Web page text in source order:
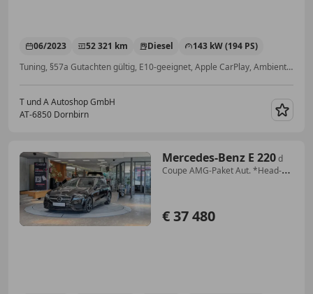
06/2023 52 321 km Diesel
143 kW (194 PS)
Tuning, §57a Gutachten gültig, E10-geeignet, Apple CarPlay, Ambientebeleuchtung, Sportpaket, 360° Kamera, Sportsitze
T und A Autoshop GmbH
AT-6850 Dornbirn
Mercedes-Benz E 220d
Coupe AMG-Paket Aut. *Head-
€ 37 480